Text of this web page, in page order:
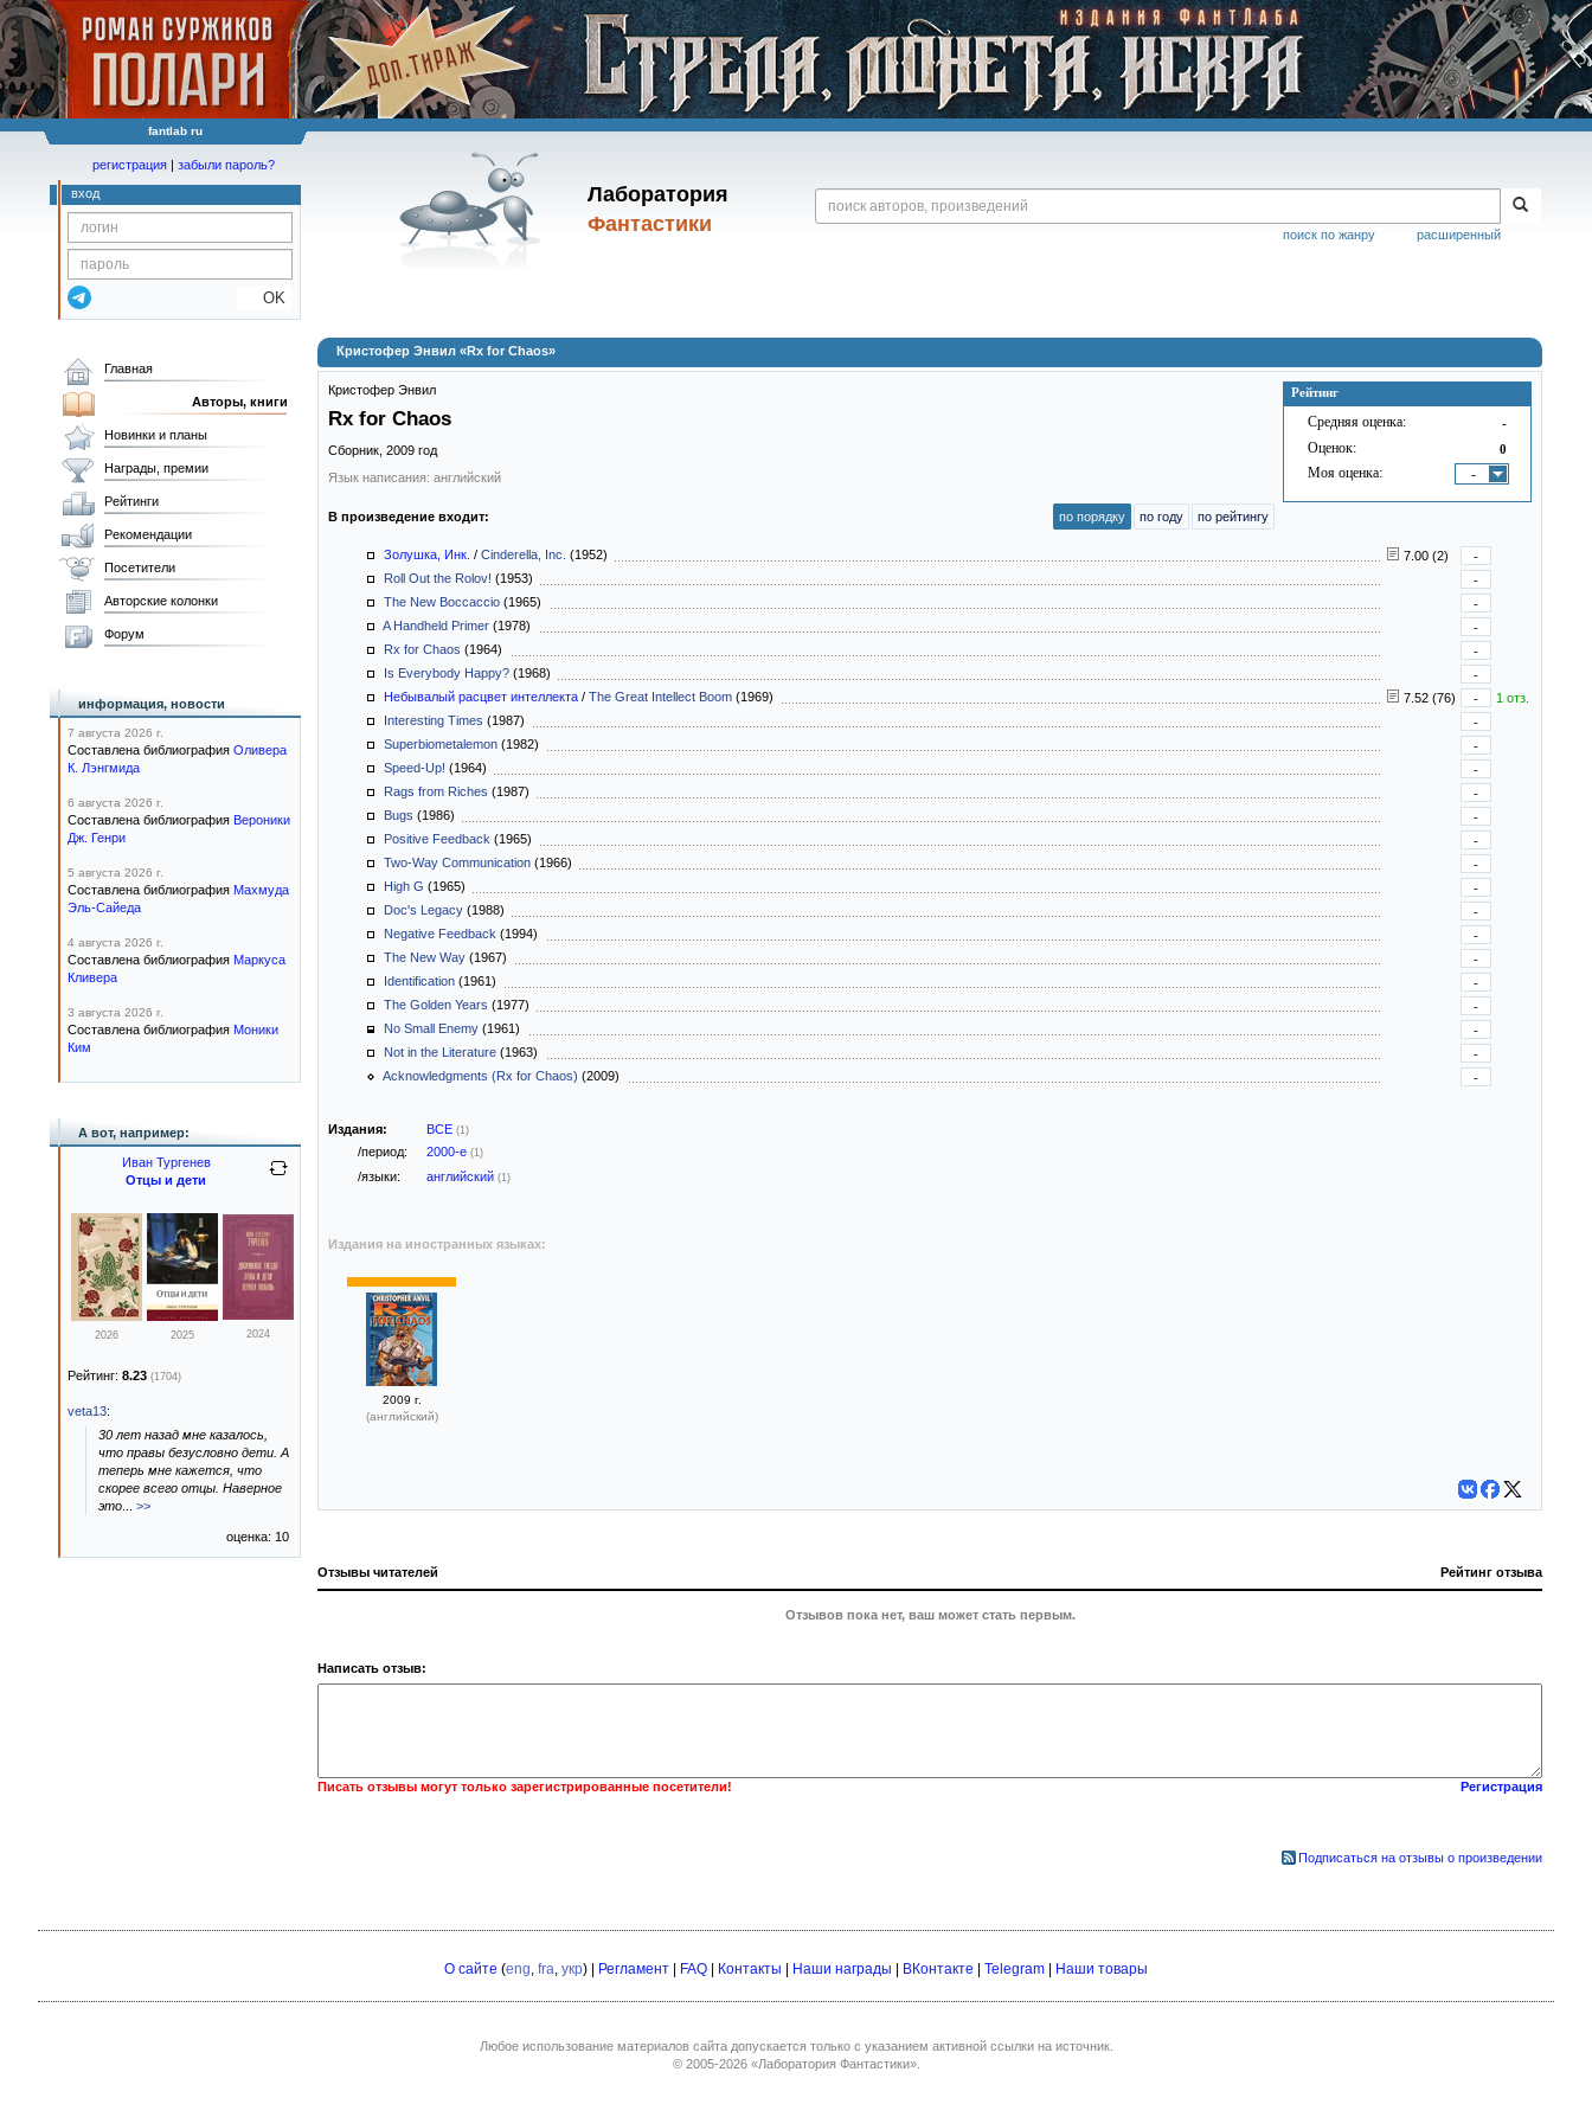
fantlab ru
Лаборатория
Фантастики
расширенный
поиск по жанру
регистрация | забыли пароль?
вход
OK
Кристофер Энвил «Rx for Chaos»
Рейтинг
Средняя оценка: -
Оценок: 0
Моя оценка: -
Кристофер Энвил
Rx for Chaos
Сборник, 2009 год
Язык написания: английский
В произведение входит: по порядку по году по рейтингу
Золушка, Инк. / Cinderella, Inc. (1952) 7.00 (2)
-
Roll Out the Rolov! (1953)
-
The New Boccaccio (1965)
-
A Handheld Primer (1978)
-
Rx for Chaos (1964)
-
Is Everybody Happy? (1968)
-
Небывалый расцвет интеллекта / The Great Intellect Boom (1969) 7.52 (76) -
1 отз.
Interesting Times (1987)
-
Superbiometalemon (1982)
-
Speed-Up! (1964)
-
Rags from Riches (1987)
-
Bugs (1986)
-
Positive Feedback (1965)
-
Two-Way Communication (1966)
-
High G (1965)
-
Doc's Legacy (1988)
-
Negative Feedback (1994)
-
The New Way (1967)
-
Identification (1961)
-
The Golden Years (1977)
-
No Small Enemy (1961)
-
Not in the Literature (1963)
-
Acknowledgments (Rx for Chaos) (2009) -
Издания: ВСЕ (1)
/период: 2000-е (1)
/языки: английский (1)
Издания на иностранных языках:
2009 г.
(английский)
Отзывы читателей Рейтинг отзыва
Отзывов пока нет, ваш может стать первым.
Написать отзыв:
Писать отзывы могут только зарегистрированные посетители! Регистрация
Подписаться на отзывы о произведении
Главная
Авторы, книги
Новинки и планы
Награды, премии
Рейтинги
Рекомендации
Посетители
Авторские колонки
Форум
информация, новости
7 августа 2026 г.
Составлена библиография Оливера
К. Лэнгмида
6 августа 2026 г.
Составлена библиография Вероники
Дж. Генри
5 августа 2026 г.
Составлена библиография Махмуда
Эль-Сайеда
4 августа 2026 г.
Составлена библиография Маркуса
Кливера
3 августа 2026 г.
Составлена библиография Моники
Ким
А вот, например:
Иван Тургенев
Отцы и дети
2026 2025 2024
Рейтинг: 8.23 (1704)
veta13:
30 лет назад мне казалось,
что правы безусловно дети. А
теперь мне кажется, что
скорее всего отцы. Наверное
это
>>
оценка: 10
О сайте (eng, fra, укр) | Регламент FAQ Контакты Наши награды ВКонтакте Telegram Наши товары
Любое использование материалов сайта допускается только с указанием активной ссылки на источник.
© 2005-2026 «Лаборатория Фантастики».